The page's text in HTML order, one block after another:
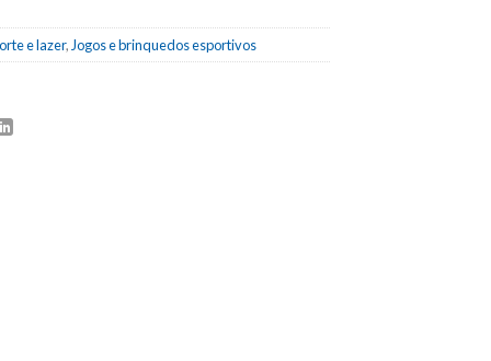
e lazer, Jogos e brinquedos esportivos